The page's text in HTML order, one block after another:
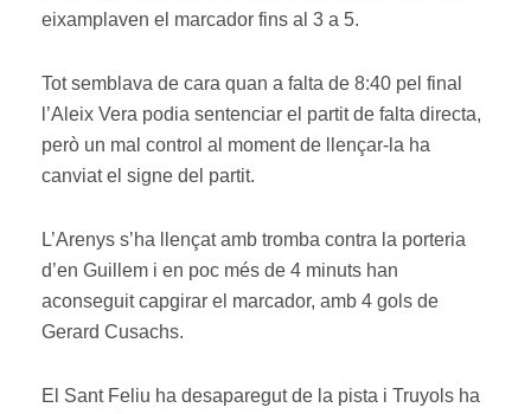
eixamplaven el marcador fins al 3 a 5.
Tot semblava de cara quan a falta de 8:40 pel final
l’Aleix Vera podia sentenciar el partit de falta directa,
però un mal control al moment de llençar-la ha
canviat el signe del partit.
L’Arenys s’ha llençat amb tromba contra la porteria
d’en Guillem i en poc més de 4 minuts han
aconseguit capgirar el marcador, amb 4 gols de
Gerard Cusachs.
El Sant Feliu ha desaparegut de la pista i Truyols ha